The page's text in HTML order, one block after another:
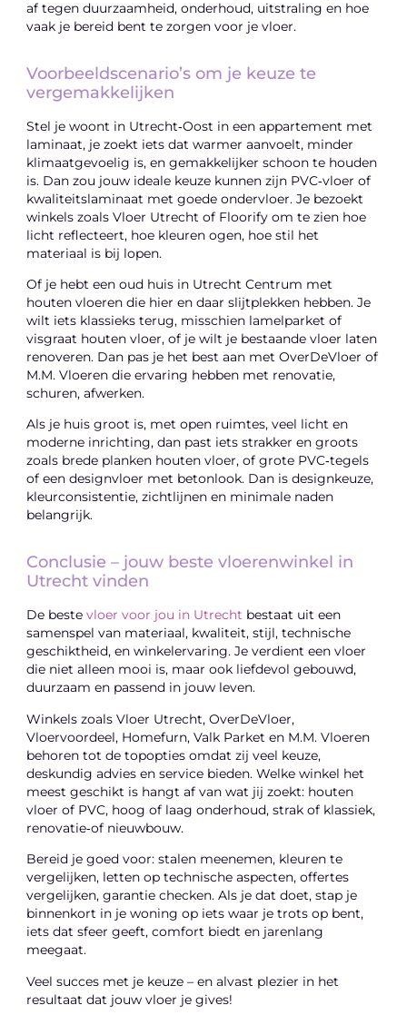
af tegen duurzaamheid, onderhoud, uitstraling en hoe
vaak je bereid bent te zorgen voor je vloer.
Voorbeeldscenario’s om je keuze te
vergemakkelijken
Stel je woont in Utrecht‑Oost in een appartement met
laminaat, je zoekt iets dat warmer aanvoelt, minder
klimaatgevoelig is, en gemakkelijker schoon te houden
is. Dan zou jouw ideale keuze kunnen zijn PVC‑vloer of
kwaliteitslaminaat met goede ondervloer. Je bezoekt
winkels zoals Vloer Utrecht of Floorify om te zien hoe
licht reflecteert, hoe kleuren ogen, hoe stil het
materiaal is bij lopen.
Of je hebt een oud huis in Utrecht Centrum met
houten vloeren die hier en daar slijtplekken hebben. Je
wilt iets klassieks terug, misschien lamelparket of
visgraat houten vloer, of je wilt je bestaande vloer laten
renoveren. Dan pas je het best aan met OverDeVloer of
M.M. Vloeren die ervaring hebben met renovatie,
schuren, afwerken.
Als je huis groot is, met open ruimtes, veel licht en
moderne inrichting, dan past iets strakker en groots
zoals brede planken houten vloer, of grote PVC‑tegels
of een designvloer met betonlook. Dan is designkeuze,
kleurconsistentie, zichtlijnen en minimale naden
belangrijk.
Conclusie – jouw beste vloerenwinkel in
Utrecht vinden
De bestevloer voor jou in Utrecht bestaat uit een
samenspel van materiaal, kwaliteit, stijl, technische
geschiktheid, en winkelervaring. Je verdient een vloer
die niet alleen mooi is, maar ook liefdevol gebouwd,
duurzaam en passend in jouw leven.
Winkels zoals Vloer Utrecht, OverDeVloer,
Vloervoordeel, Homefurn, Valk Parket en M.M. Vloeren
behoren tot de topopties omdat zij veel keuze,
deskundig advies en service bieden. Welke winkel het
meest geschikt is hangt af van wat jij zoekt: houten
vloer of PVC, hoog of laag onderhoud, strak of klassiek,
renovatie‑of nieuwbouw.
Bereid je goed voor: stalen meenemen, kleuren te
vergelijken, letten op technische aspecten, offertes
vergelijken, garantie checken. Als je dat doet, stap je
binnenkort in je woning op iets waar je trots op bent,
iets dat sfeer geeft, comfort biedt en jarenlang
meegaat.
Veel succes met je keuze – en alvast plezier in het
resultaat dat jouw vloer je gives!